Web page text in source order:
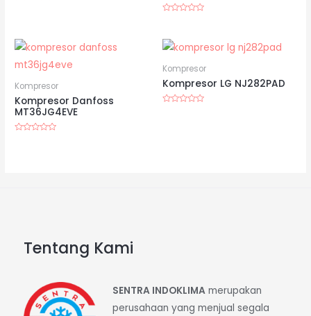
5
Kompresor
Kompresor Danfoss
MT36JG4EVE
Kompresor
Kompresor LG NJ282PAD
Tentang Kami
SENTRA INDOKLIMAmerupakan
perusahaan yang menjual segala